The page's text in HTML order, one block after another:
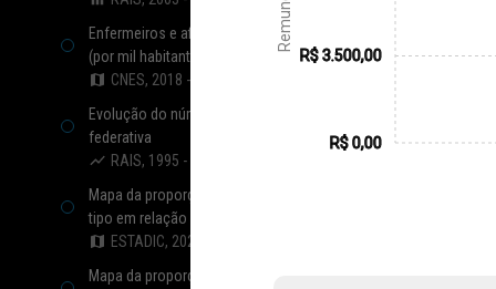
Enfermeiros e afins que atuam na rede pública de saúde
(por mil habitantes)
CNES, 2018 - 2024
Evolução do número de vínculos por poder e esfera
federativa
RAIS, 1995 - 2023
Mapa da proporção e total de vínculos estaduais por
tipo em relação a todos os vínculos
ESTADIC, 2021, 2023
Mapa da proporção e total de vínculos municipais por
R$ 0,00
R$ 3.500,00